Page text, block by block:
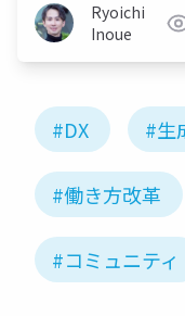
Ryoichi
Inoue
#DX #生
#働き方改革
#コミュニティ